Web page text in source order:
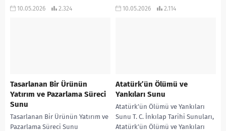
EKONOMİK FAALİYETLER PDF
10.05.2026 2.324 10.05.2026 2.114
Tasarlanan Bir Ürünün
Yatırım ve Pazarlama Süreci
Sunu
Tasarlanan Bir Ürünün Yatırım ve
Pazarlama Süreci Sunu
Atatürk’ün Ölümü ve
Yankıları Sunu
Atatürk’ün Ölümü ve Yankıları
Sunu T. C. İnkılap Tarihi Sunuları,
Atatürk’ün Ölümü ve Yankıları